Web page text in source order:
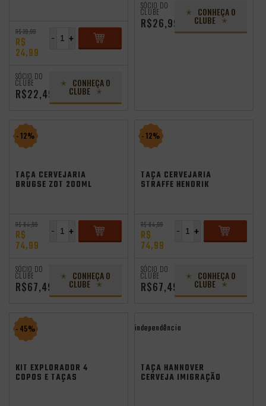
R$ 29,99
R$
24,99
+
-
SÓCIO DO
CLUBE
R$22,49
CONHEÇA O
CLUBE
SÓCIO DO
CLUBE
R$26,99
CONHEÇA O
CLUBE
- 12%
TAÇA CERVEJARIA
BRUGSE ZOT 200ML
R$ 84,99
R$
74,99
+
-
SÓCIO DO
CLUBE
R$67,49
CONHEÇA O
CLUBE
- 12%
TAÇA CERVEJARIA
STRAFFE HENDRIK
R$ 84,99
R$
74,99
+
-
SÓCIO DO
CLUBE
R$67,49
CONHEÇA O
CLUBE
- 45%
KIT EXPLORADOR 4
COPOS E TAÇAS
independência
TAÇA HANNOVER
CERVEJA IMIGRAÇÃO